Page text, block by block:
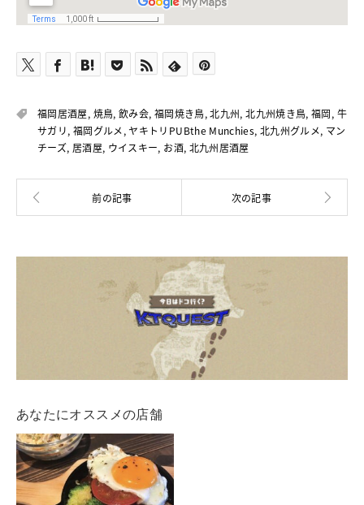
福岡居酒屋, 焼鳥,飲み会, 福岡焼き鳥,北九州,北九州焼き鳥,福岡, 牛
サガリ, 福岡グルメ,ヤキトリPUBthe Munchies, 北九州グルメ, マン
チーズ, 居酒屋, ウイスキー, お酒, 北九州居酒屋
あなたにオススメの店舗